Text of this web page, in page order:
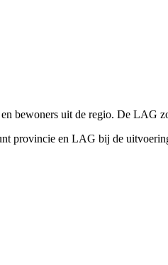
bewoners uit de regio. De LAG
en LAG bij de